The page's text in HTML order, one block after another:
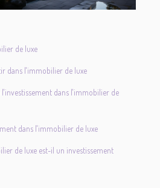
de luxe
dans l'immobilier de luxe
l'investissement dans l'immobilier de
dans l'immobilier de luxe
de luxe est-il un investissement